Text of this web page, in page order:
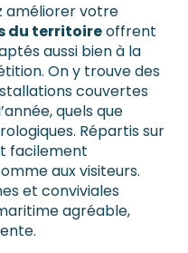
améliorer votre
du territoireoffrent
aussi bien à la
On y trouve des
couvertes
quels que
Répartis sur
facilement
aux visiteurs.
et conviviales
agréable,